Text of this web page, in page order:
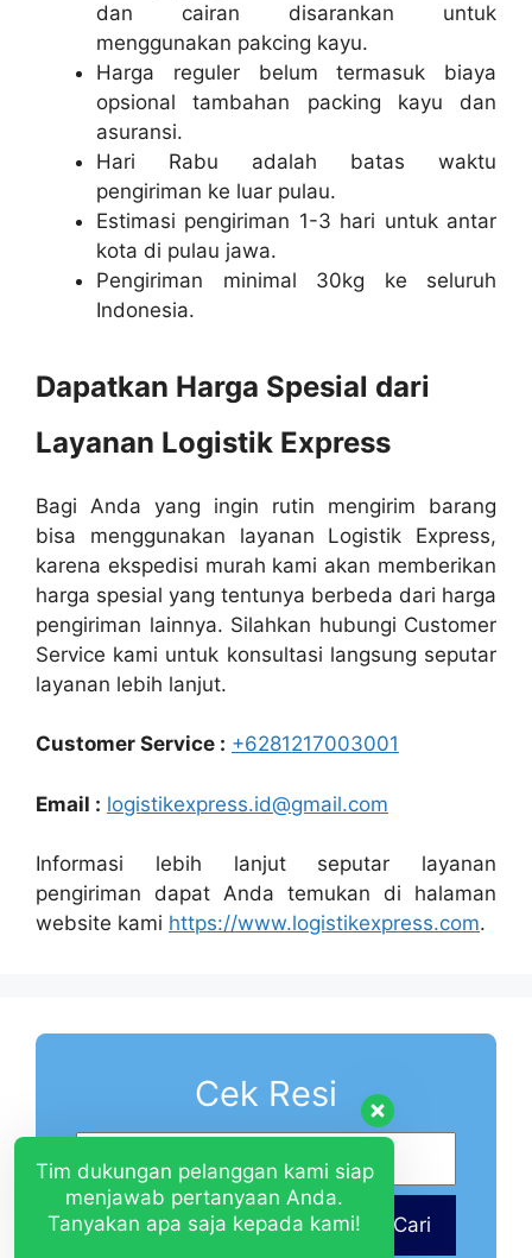
dan cairan disarankan untuk
menggunakan pakcing kayu.
Harga reguler belum termasuk biaya
opsional tambahan packing kayu dan
asuransi.
Hari Rabu adalah batas waktu
pengiriman ke luar pulau.
Estimasi pengiriman 1-3 hari untuk antar
kota di pulau jawa.
Pengiriman minimal 30kg ke seluruh
Indonesia.
Dapatkan Harga Spesial dari
Layanan Logistik Express
Bagi Anda yang ingin rutin mengirim barang
bisa menggunakan layanan Logistik Express,
karena ekspedisi murah kami akan memberikan
harga spesial yang tentunya berbeda dari harga
pengiriman lainnya. Silahkan hubungi Customer
Service kami untuk konsultasi langsung seputar
layanan lebih lanjut.
Customer Service : +6281217003001
Email : logistikexpress.id@gmail.com
Informasi lebih lanjut seputar layanan
pengiriman dapat Anda temukan di halaman
website kami https://www.logistikexpress.com.
Cek Resi
Cari
Tim dukungan pelanggan kami siap
menjawab pertanyaan Anda.
Tanyakan apa saja kepada kami!